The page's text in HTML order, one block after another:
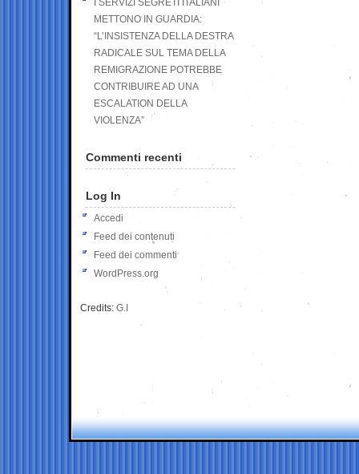
I SERVIZI SEGRETI ITALIANI
METTONO IN GUARDIA:
“L’INSISTENZA DELLA DESTRA
RADICALE SUL TEMA DELLA
REMIGRAZIONE POTREBBE
CONTRIBUIRE AD UNA
ESCALATION DELLA
VIOLENZA”
Commenti recenti
Log In
Accedi
Feed dei contenuti
Feed dei commenti
WordPress.org
Credits: G.I